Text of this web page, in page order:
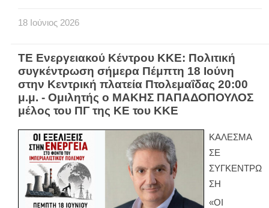
18 Ιούνιος 2026
ΤΕ Ενεργειακού Κέντρου ΚΚΕ: Πολιτική
συγκέντρωση σήμερα Πέμπτη 18 Ιούνη
στην Κεντρική πλατεία Πτολεμαΐδας 20:00
μ.μ. - Ομιλητής ο ΜΑΚΗΣ ΠΑΠΑΔΟΠΟΥΛΟΣ
μέλος του ΠΓ της ΚΕ του ΚΚΕ
ΚΑΛΕΣΜΑ
ΣΕ
ΣΥΓΚΕΝΤΡΩ
ΣΗ
«ΟΙ